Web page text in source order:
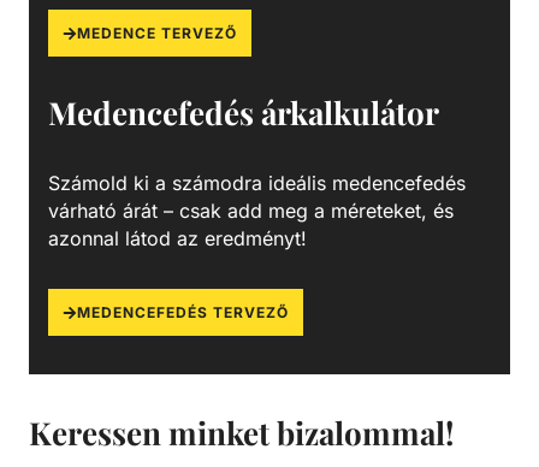
Keressen minket bizalommal!
MEDENCE TERVEZŐ
Medencefedés árkalkulátor
Számold ki a számodra ideális medencefedés
várható árát – csak add meg a méreteket, és
azonnal látod az eredményt!
MEDENCEFEDÉS TERVEZŐ